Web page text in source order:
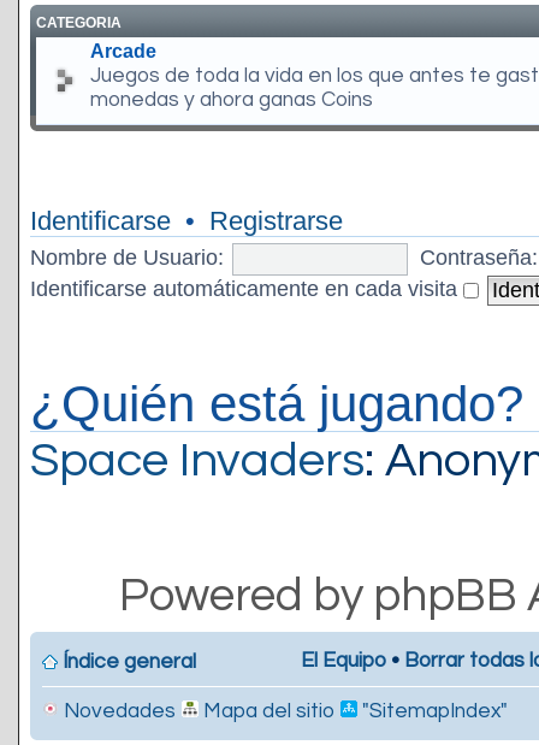
CATEGORIA
Arcade
Juegos de toda la vida en los que antes te
monedas y ahora ganas Coins
Identificarse • Registrarse
Nombre de Usuario:
Contraseña:
Identificarse automáticamente en cada visita
¿Quién está jugando?
Space Invaders:
Powered by
Índice general El Equipo • Borrar todas
Novedades Mapa del sitio "SitemapIndex"